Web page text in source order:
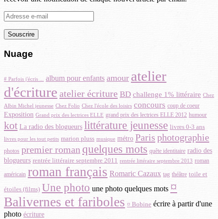
Adresse
e-
mail
Nuage
# Parfois j'écris ... album pour enfants amour atelier
d'écriture atelier écriture BD challenge 1% littéraire Chez
Albin Michel jeunesse Chez Folio Chez l'école des loisirs concours coup de coeur
Exposition Grand prix des lectrices ELLE grand prix des lectrices ELLE 2012 humour
kot La radio des blogueurs littérature jeunesse livres 0-3 ans
livres pour les tout petits marion pluss musique métro Paris photographie
photos premier roman quelques mots quête identitaire radio des
blogueurs rentrée littéraire septembre 2011 rentrée littéraire septembre 2013 roman
américain roman français Romaric Cazaux tag théâtre toile et
étoiles (films) Une photo une photo quelques mots ¤
Balivernes et fariboles ¤ Bobine écrire à partir d'une
photo écriture